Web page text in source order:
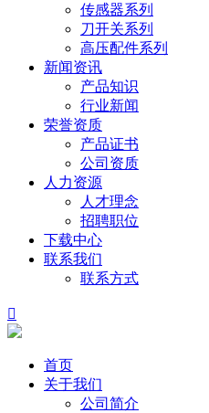
传感器系列
刀开关系列
高压配件系列
新闻资讯
产品知识
行业新闻
荣誉资质
产品证书
公司资质
人力资源
人才理念
招聘职位
下载中心
联系我们
联系方式

首页
关于我们
公司简介